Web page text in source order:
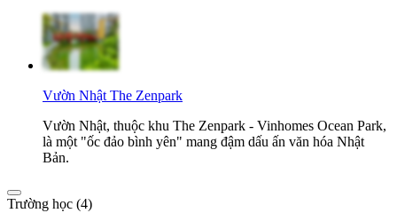
Vườn Nhật The Zenpark
Vườn Nhật, thuộc khu The Zenpark - Vinhomes Ocean Park,
là một "ốc đảo bình yên" mang đậm dấu ấn văn hóa Nhật
Bản.
Trường học (4)